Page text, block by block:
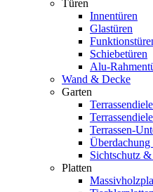
Türen
Innentüren
Glastüren
Schiebetüren
Alu-
Wand & Decke
Garten
Terrassen-
Sichtschutz
Platten